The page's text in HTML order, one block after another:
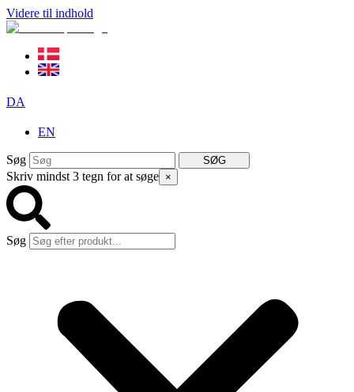
Videre til indhold
DA
EN
Søg SØG
Skriv mindst 3 tegn for at søge ×
Søg